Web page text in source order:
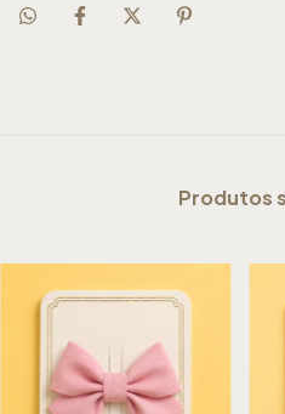
Produtos